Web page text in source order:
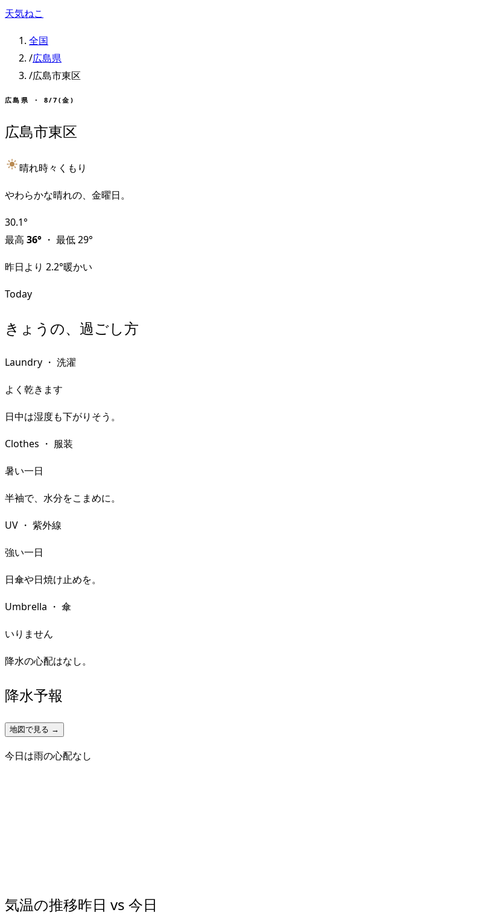
天気ねこ
全国
/広島県
/広島市東区
広島県 ・ 8/7(金)
広島市東区
晴れ時々くもり
やわらかな晴れの、金曜日。
30.1°
最高 36° ・ 最低29°
昨日より 2.2°暖かい
Today
きょうの、過ごし方
Laundry ・ 洗濯
よく乾きます
日中は湿度も下がりそう。
Clothes ・ 服装
暑い一日
半袖で、水分をこまめに。
UV ・ 紫外線
強い一日
日傘や日焼け止めを。
Umbrella ・ 傘
いりません
降水の心配はなし。
降水予報
地図で見る →
今日は雨の心配なし
気温の推移昨日 vs 今日